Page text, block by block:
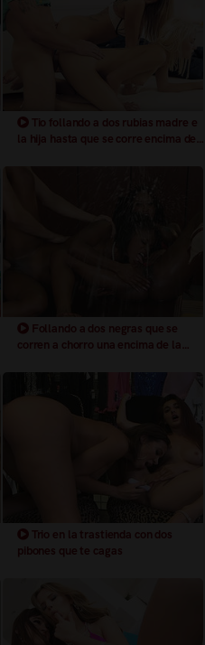
Tio follando a dos rubias madre e
la hija hasta que se corre encima de
Follando a dos negras que se
corren a chorro una encima de la
Trio en la trastienda con dos
pibones que te cagas